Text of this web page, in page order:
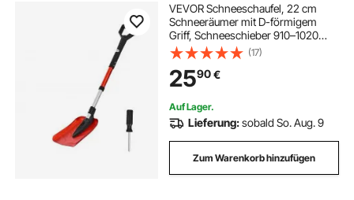
VEVOR Schneeschaufel, 22 cm
Schneeräumer mit D-förmigem
Griff, Schneeschieber 910–1020
mm, Schneeschippe,
Schneeschüppe,
Schneeräumwerkzeug aus
Aluminiumlegierung für Garten,
Auto, Camping
(17)
2590€
Auf Lager.
Lieferung:sobald So. Aug. 9
Zum Warenkorb hinzufügen